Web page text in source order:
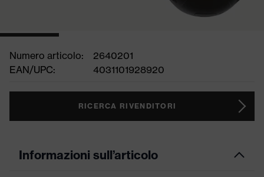
Numero articolo:
2640201
EAN/UPC:
4031101928920
RICERCA RIVENDITORI
Informazioni sull’articolo